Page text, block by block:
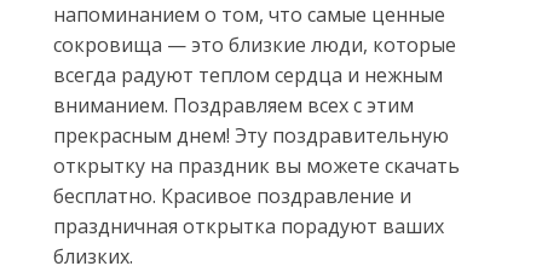
напоминанием о том, что самые ценные
сокровища — это близкие люди, которые
всегда радуют теплом сердца и нежным
вниманием. Поздравляем всех с этим
прекрасным днем! Эту поздравительную
открытку на праздник вы можете скачать
бесплатно. Красивое поздравление и
праздничная открытка порадуют ваших
близких.